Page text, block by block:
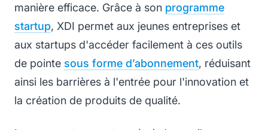
manière efficace. Grâce à son programme
startup, XDI permet aux jeunes entreprises et
aux startups d'accéder facilement à ces outils
de pointe sous forme d’abonnement, réduisant
ainsi les barrières à l'entrée pour l'innovation et
la création de produits de qualité.